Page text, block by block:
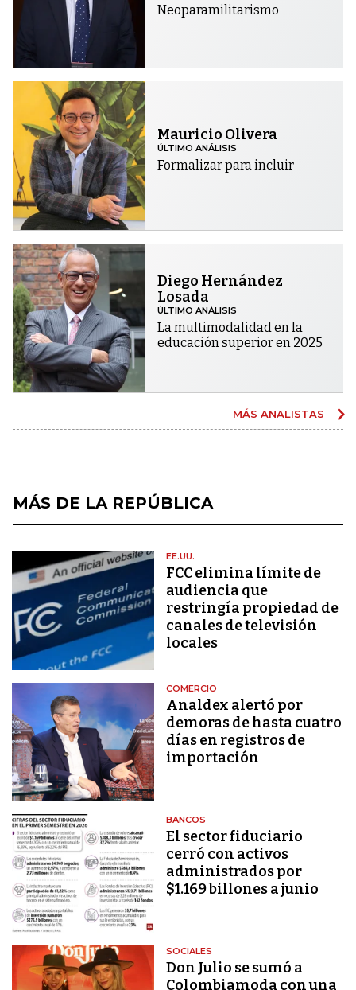
Neoparamilitarismo
Mauricio Olivera
ÚLTIMO ANÁLISIS
Formalizar para incluir
Diego Hernández
Losada
ÚLTIMO ANÁLISIS
La multimodalidad en la
educación superior en 2025
MÁS ANALISTAS
MÁS DE LA REPÚBLICA
EE.UU.
FCC elimina límite de
audiencia que
restringía propiedad de
canales de televisión
locales
COMERCIO
Analdex alertó por
demoras de hasta cuatro
días en registros de
importación
BANCOS
El sector fiduciario
cerró con activos
administrados por
$1.169 billones a junio
SOCIALES
Don Julio se sumó a
Colombiamoda con una